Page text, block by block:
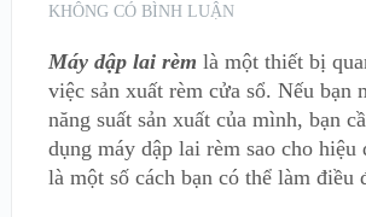
KHÔNG CÓ BÌNH LUẬN
Máy dập lai rèm là một thiết bị
việc sản xuất rèm cửa sổ. Nếu bạn
năng suất sản xuất của mình, bạn
dụng máy dập lai rèm sao cho
là một số cách bạn có thể làm điều